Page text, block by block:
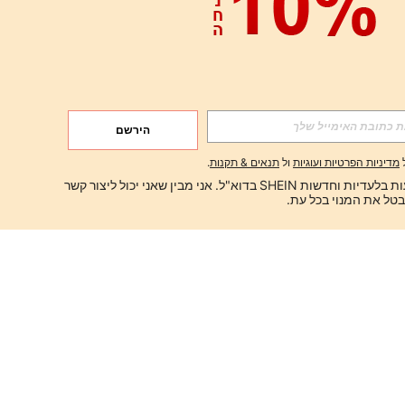
הירשם
מדיניות הפרטיות ועוגיות ול תנאים & תקנות.
ברצוני לקבל הצעות בלעדיות וחדשות SHEIN בדוא"ל. אני מבין שאני יכול ליצור קשר